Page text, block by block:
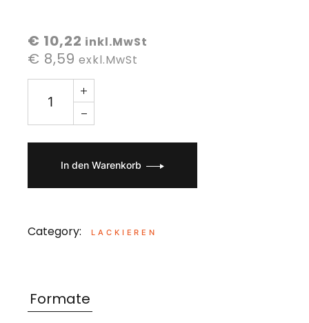
€ 10,22 inkl.MwSt
€ 8,59 exkl.MwSt
In den Warenkorb
Category: LACKIEREN
Formate